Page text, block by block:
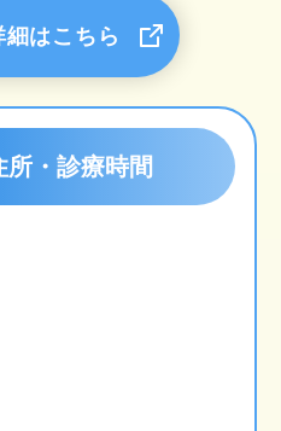
はこちら
所・診療時間